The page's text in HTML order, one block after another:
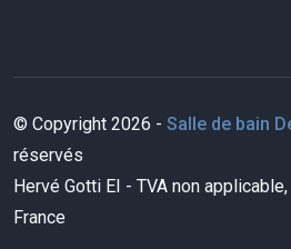
© Copyright 2026 - Salle de bain
réservés
Hervé Gotti EI - TVA non
France